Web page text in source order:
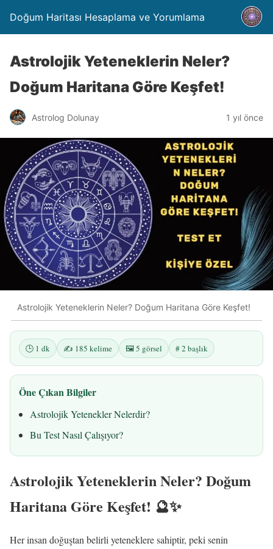
Doğum Haritası Hesaplama ve Yorumlama
Astrolojik Yeteneklerin Neler?
Doğum Haritana Göre Keşfet!
Astrolog Dolunay 1 yıl önce
Astrolojik Yeteneklerin Neler? Doğum Haritana Göre Keşfet!
🕒 1 dk ✍️ 185 kelime 🖼️ 5 görsel # 2 başlık
Öne Çıkan Bilgiler
Astrolojik Yetenekler Nelerdir?
Bu Test Nasıl Çalışıyor?
Astrolojik Yeteneklerin Neler? Doğum
Haritana Göre Keşfet! 🔮✨
Her insan doğuştan belirli yeteneklere sahiptir, peki senin